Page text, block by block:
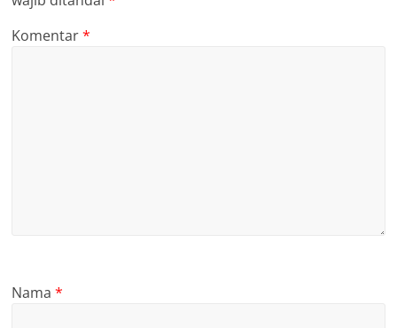
Komentar*
Nama*